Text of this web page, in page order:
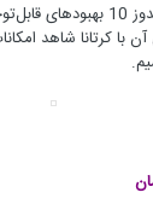
سیستم‌ جستجو در ویندوز 10
کرتانا شاهد